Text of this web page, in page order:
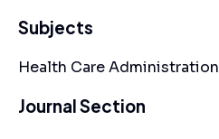
Subjects
Health Care Administration
Journal Section